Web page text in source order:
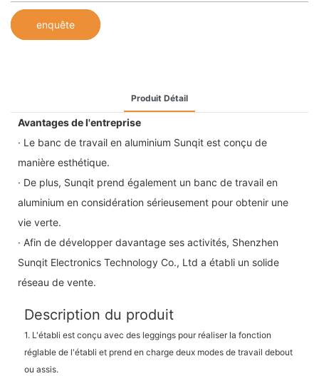
enquête
Produit Détail
Avantages de l'entreprise
· Le banc de travail en aluminium Sunqit est conçu de
manière esthétique.
· De plus, Sunqit prend également un banc de travail en
aluminium en considération sérieusement pour obtenir une
vie verte.
· Afin de développer davantage ses activités, Shenzhen
Sunqit Electronics Technology Co., Ltd a établi un solide
réseau de vente.
Description du produit
1. L'établi est conçu avec des leggings pour réaliser la fonction
réglable de l'établi et prend en charge deux modes de travail debout
ou assis.